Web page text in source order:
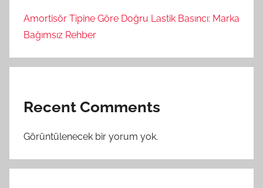
Amortisör Tipine Göre Doğru Lastik Basıncı: Marka
Bağımsız Rehber
Recent Comments
Görüntülenecek bir yorum yok.